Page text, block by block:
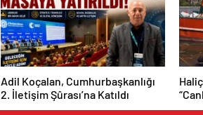
Adil Koçalan, Cumhurbaşkanlığı
2. İletişim Şûrası’na Katıldı